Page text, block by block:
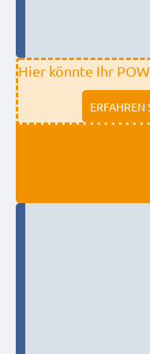
Hier könnte Ihr
ERFAHREN